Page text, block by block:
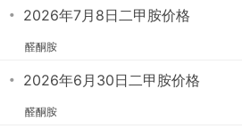
・ 2026年7月8日二甲胺价格
醛酮胺
・ 2026年6月30日二甲胺价格
醛酮胺